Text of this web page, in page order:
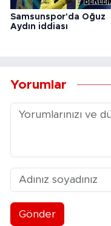
Samsunspor'da Oğuz
Aydın iddiası
Yorumlar
Gönder